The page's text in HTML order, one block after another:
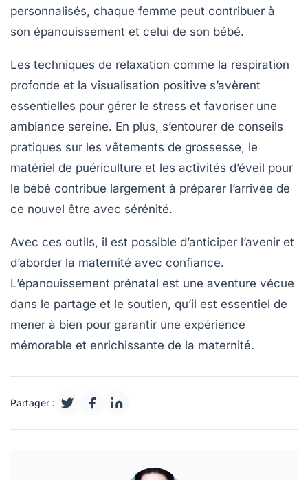
personnalisés, chaque femme peut contribuer à
son épanouissement et celui de son bébé.
Les techniques de relaxation comme la respiration
profonde et la visualisation positive s’avèrent
essentielles pour gérer le stress et favoriser une
ambiance sereine. En plus, s’entourer de conseils
pratiques sur les vêtements de grossesse, le
matériel de puériculture et les activités d’éveil pour
le bébé contribue largement à préparer l’arrivée de
ce nouvel être avec sérénité.
Avec ces outils, il est possible d’anticiper l’avenir et
d’aborder la maternité avec confiance.
L’épanouissement prénatal est une aventure vécue
dans le partage et le soutien, qu’il est essentiel de
mener à bien pour garantir une expérience
mémorable et enrichissante de la maternité.
Partager :